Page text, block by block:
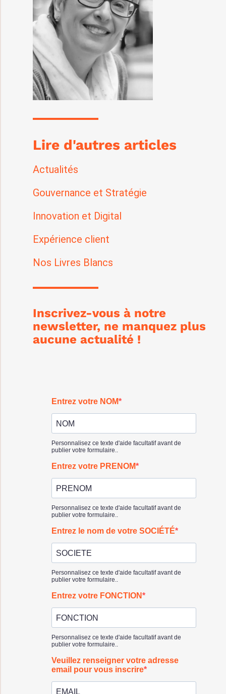
Lire d'autres articles
Actualités
Gouvernance et Stratégie
Innovation et Digital
Expérience client
Nos Livres Blancs
Inscrivez-vous à notre
newsletter, ne manquez plus
aucune actualité !